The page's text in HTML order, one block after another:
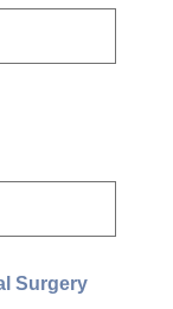
Surgery